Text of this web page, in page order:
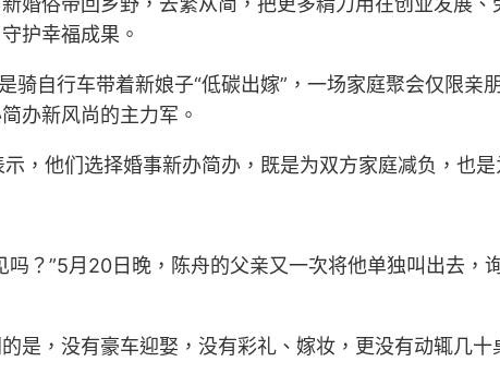
护幸福成果。
骑自行车带着新娘子“低碳出嫁”，一场家庭聚会仅限
办新风尚的主力军。
，他们选择婚事新办简办，既是为双方家庭减负，也
？”5月20日晚，陈舟的父亲又一次将他单独叫出去，
是，没有豪车迎娶，没有彩礼、嫁妆，更没有动辄几十